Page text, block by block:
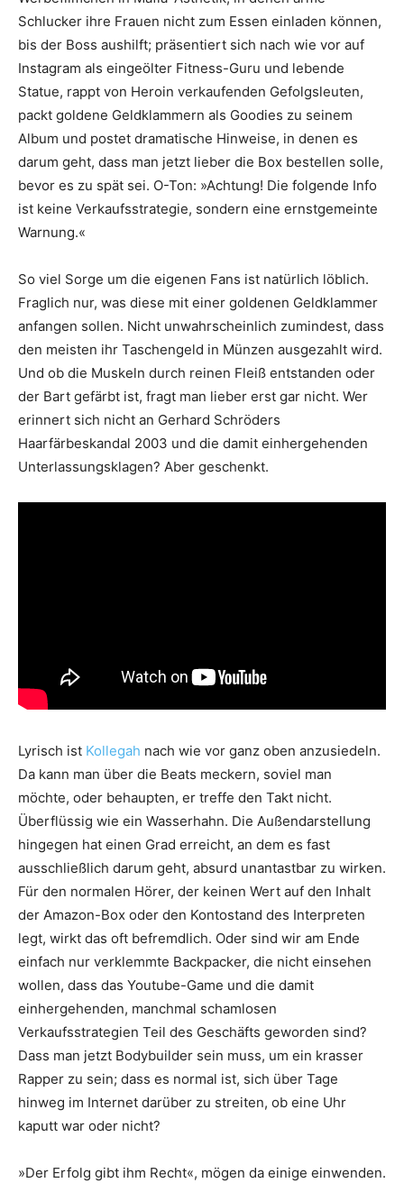
Schlucker ihre Frauen nicht zum Essen einladen können,
bis der Boss aushilft; präsentiert sich nach wie vor auf
Instagram als eingeölter Fitness-Guru und lebende
Statue, rappt von Heroin verkaufenden Gefolgsleuten,
packt goldene Geldklammern als Goodies zu seinem
Album und postet dramatische Hinweise, in denen es
darum geht, dass man jetzt lieber die Box bestellen solle,
bevor es zu spät sei. O-Ton: »Achtung! Die folgende Info
ist keine Verkaufsstrategie, sondern eine ernstgemeinte
Warnung.«
So viel Sorge um die eigenen Fans ist natürlich löblich.
Fraglich nur, was diese mit einer goldenen Geldklammer
anfangen sollen. Nicht unwahrscheinlich zumindest, dass
den meisten ihr Taschengeld in Münzen ausgezahlt wird.
Und ob die Muskeln durch reinen Fleiß entstanden oder
der Bart gefärbt ist, fragt man lieber erst gar nicht. Wer
erinnert sich nicht an Gerhard Schröders
Haarfärbeskandal 2003 und die damit einhergehenden
Unterlassungsklagen? Aber geschenkt.
Lyrisch ist Kollegah nach wie vor ganz oben anzusiedeln.
Da kann man über die Beats meckern, soviel man
möchte, oder behaupten, er treffe den Takt nicht.
Überflüssig wie ein Wasserhahn. Die Außendarstellung
hingegen hat einen Grad erreicht, an dem es fast
ausschließlich darum geht, absurd unantastbar zu wirken.
Für den normalen Hörer, der keinen Wert auf den Inhalt
der Amazon-Box oder den Kontostand des Interpreten
legt, wirkt das oft befremdlich. Oder sind wir am Ende
einfach nur verklemmte Backpacker, die nicht einsehen
wollen, dass das Youtube-Game und die damit
einhergehenden, manchmal schamlosen
Verkaufsstrategien Teil des Geschäfts geworden sind?
Dass man jetzt Bodybuilder sein muss, um ein krasser
Rapper zu sein; dass es normal ist, sich über Tage
hinweg im Internet darüber zu streiten, ob eine Uhr
kaputt war oder nicht?
»Der Erfolg gibt ihm Recht«, mögen da einige einwenden.